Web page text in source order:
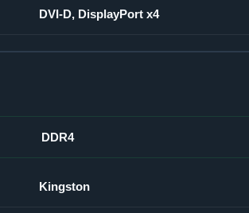
DVI-D, DisplayPort x4
DDR4
Kingston